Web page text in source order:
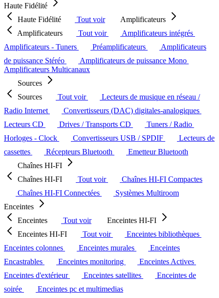
Haute Fidélité
Haute Fidélité
Tout voir
Amplificateurs
Amplificateurs
Tout voir
Amplificateurs intégrés
Amplificateurs - Tuners
Préamplificateurs
Amplificateurs
de puissance Stéréo
Amplificateurs de puissance Mono
Amplificateurs Multicanaux
Sources
Sources
Tout voir
Lecteurs de musique en réseau /
Radio Internet
Convertisseurs (DAC) digitales-analogiques
Lecteurs CD
Drives / Transports CD
Tuners / Radio
Horloges - Clock
Convertisseurs USB / SPDIF
Lecteurs de
cassettes
Récepteurs Bluetooth
Emetteur Bluetooth
Chaînes HI-FI
Chaînes HI-FI
Tout voir
Chaînes HI-FI Compactes
Chaînes HI-FI Connectées
Systèmes Multiroom
Enceintes
Enceintes
Tout voir
Enceintes HI-FI
Enceintes HI-FI
Tout voir
Enceintes bibliothèques
Enceintes colonnes
Enceintes murales
Enceintes
Encastrables
Enceintes monitoring
Enceintes Actives
Enceintes d'extérieur
Enceintes satellites
Enceintes de
soirée
Enceintes pc et multimedias